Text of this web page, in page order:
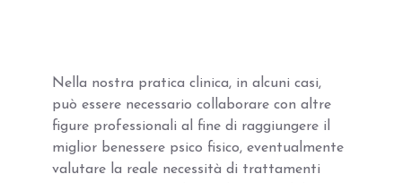
Nella nostra pratica clinica, in alcuni casi,
può essere necessario collaborare con altre
figure professionali al fine di raggiungere il
miglior benessere psico fisico, eventualmente
valutare la reale necessità di trattamenti